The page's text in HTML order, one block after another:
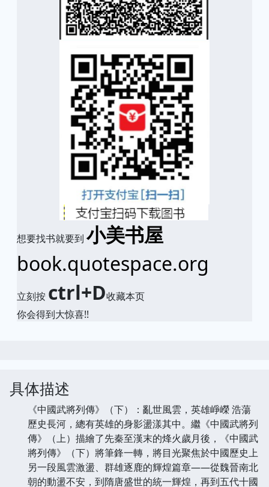
想要找书就要到 小美书屋
book.quotespace.org
立刻按 ctrl+D收藏本页
你会得到大惊喜!!
具体描述
《中國武將列傳》（下）：亂世風雲，英雄崢嶸 浩蕩
歷史長河，總有英雄的身影盪漾其中。繼《中國武將列
傳》（上）描繪了先秦至漢末的烽火歲月後，《中國武
將列傳》（下）將筆鋒一轉，將目光聚焦於中國歷史上
另一段風雲激盪、群雄逐鹿的輝煌篇章——從魏晉南北
朝的動盪不安，到隋唐盛世的統一輝煌，再到五代十國